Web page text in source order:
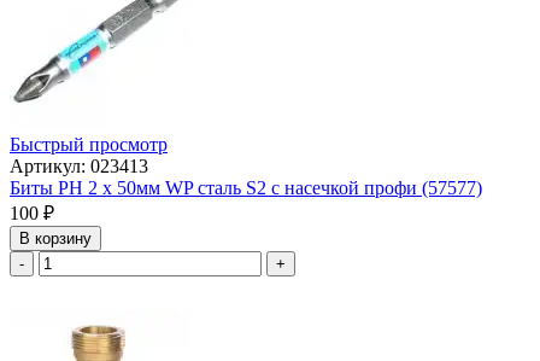
Быстрый просмотр
Артикул: 023413
Биты РН 2 х 50мм WP сталь S2 с насечкой профи (57577)
100 ₽
В корзину
-
+